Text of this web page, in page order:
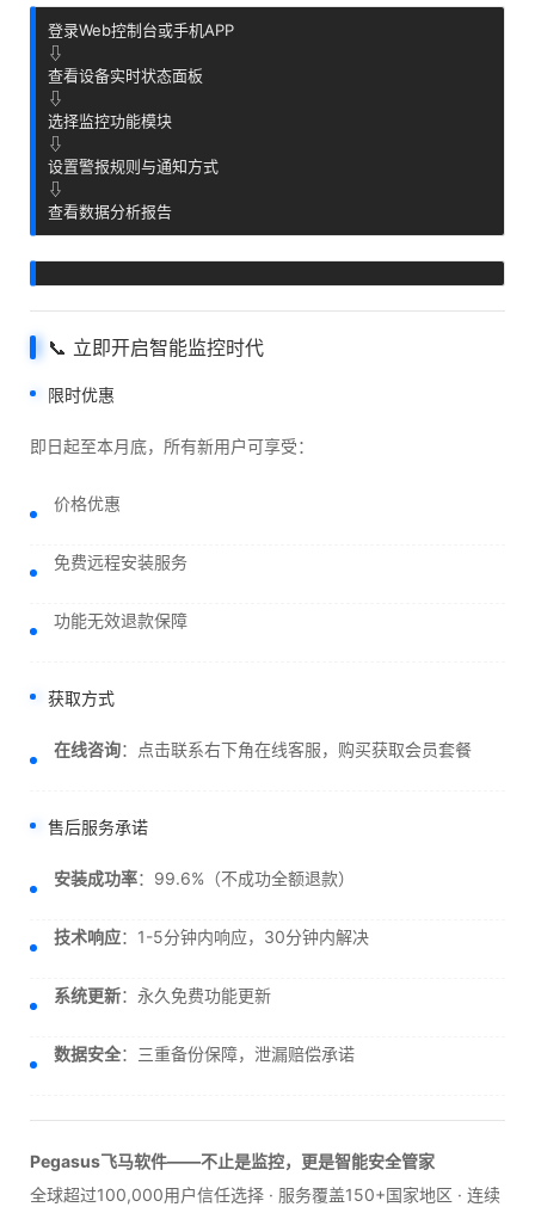
登录Web控制台或手机APP
⇩
查看设备实时状态面板
⇩
选择监控功能模块
⇩
设置警报规则与通知方式
⇩
查看数据分析报告
📞 立即开启智能监控时代
限时优惠
即日起至本月底，所有新用户可享受：
价格优惠
免费远程安装服务
功能无效退款保障
获取方式
在线咨询：点击联系右下角在线客服，购买获取会员套餐
售后服务承诺
安装成功率：99.6%（不成功全额退款）
技术响应：1-5分钟内响应，30分钟内解决
系统更新：永久免费功能更新
数据安全：三重备份保障，泄漏赔偿承诺
Pegasus飞马软件——不止是监控，更是智能安全管家
全球超过100,000用户信任选择 · 服务覆盖150+国家地区 · 连续